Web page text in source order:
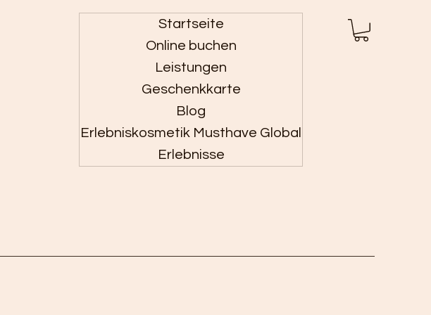
Anmelden
Startseite
Online buchen
Leistungen
Geschenkkarte
Blog
Erlebniskosmetik Musthave Global
Erlebnisse